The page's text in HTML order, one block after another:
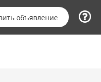
объявление